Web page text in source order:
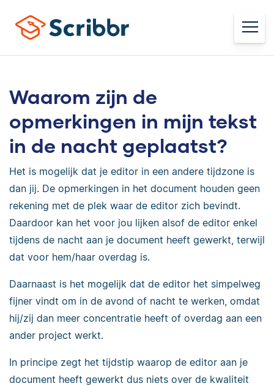
Waarom zijn de
opmerkingen in mijn tekst
in de nacht geplaatst?
Het is mogelijk dat je editor in een andere tijdzone is
dan jij. De opmerkingen in het document houden geen
rekening met de plek waar de editor zich bevindt.
Daardoor kan het voor jou lijken alsof de editor enkel
tijdens de nacht aan je document heeft gewerkt, terwijl
dat voor hem/haar overdag is.
Daarnaast is het mogelijk dat de editor het simpelweg
fijner vindt om in de avond of nacht te werken, omdat
hij/zij dan meer concentratie heeft of overdag aan een
ander project werkt.
In principe zegt het tijdstip waarop de editor aan je
document heeft gewerkt dus niets over de kwaliteit